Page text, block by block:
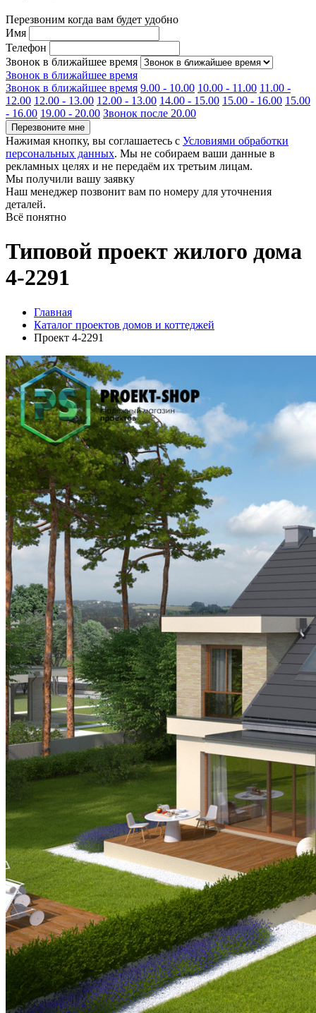
Перезвоним когда вам будет удобно
Имя
Телефон
Звонок в ближайшее время
Звонок в ближайшее время
Звонок в ближайшее время 9.00 - 10.00 10.00 - 11.00 11.00 -
12.00 12.00 - 13.00 12.00 - 13.00 14.00 - 15.00 15.00 - 16.00 15.00
- 16.00 19.00 - 20.00 Звонок после 20.00
Перезвоните мне
Нажимая кнопку, вы соглашаетесь с Условиями обработки
персональных данных. Мы не собираем ваши данные в
рекламных целях и не передаём их третьим лицам.
Мы получили вашу заявку
Наш менеджер позвонит вам по номеру для уточнения
деталей.
Всё понятно
Типовой проект жилого дома
4-2291
Главная
Каталог проектов домов и коттеджей
Проект 4-2291